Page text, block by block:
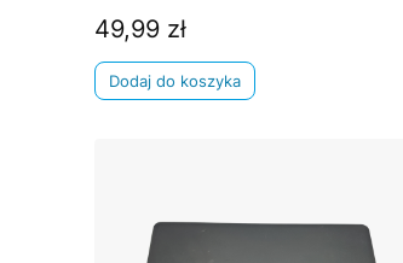
Cena
49,99 zł
Dodaj do koszyka